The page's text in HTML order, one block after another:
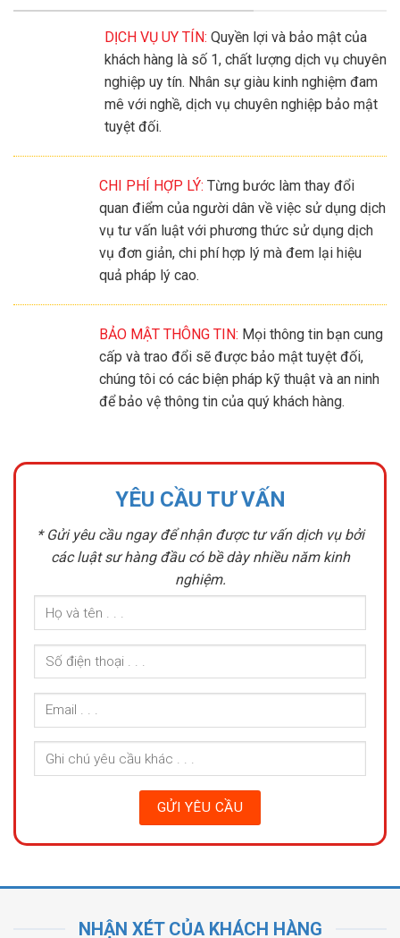
DỊCH VỤ UY TÍN: Quyền lợi và bảo mật của
khách hàng là số 1, chất lượng dịch vụ chuyên
nghiệp uy tín. Nhân sự giàu kinh nghiệm đam
mê với nghề, dịch vụ chuyên nghiệp bảo mật
tuyệt đối.
CHI PHÍ HỢP LÝ: Từng bước làm thay đổi
quan điểm của người dân về việc sử dụng dịch
vụ tư vấn luật với phương thức sử dụng dịch
vụ đơn giản, chi phí hợp lý mà đem lại hiệu
quả pháp lý cao.
BẢO MẬT THÔNG TIN: Mọi thông tin bạn cung
cấp và trao đổi sẽ được bảo mật tuyệt đối,
chúng tôi có các biện pháp kỹ thuật và an ninh
để bảo vệ thông tin của quý khách hàng.
YÊU CẦU TƯ VẤN
* Gửi yêu cầu ngay để nhận được tư vấn dịch vụ bởi
các luật sư hàng đầu có bề dày nhiều năm kinh
nghiệm.
NHẬN XÉT CỦA KHÁCH HÀNG